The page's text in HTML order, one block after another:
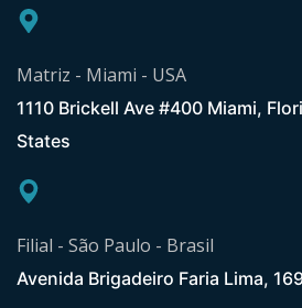
Matriz - Miami - USA
1110 Brickell Ave #400 Miami,
States
Filial - São Paulo - Brasil
Avenida Brigadeiro Faria Lima,